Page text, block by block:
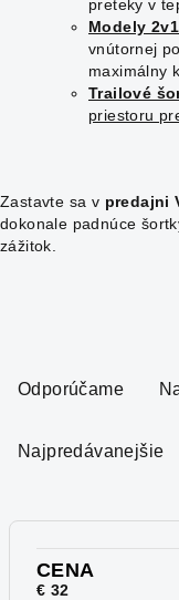
preteky v
Modely
vnútornej
maximálny
Trailové
priestoru
Zastavte sa v predajni
dokonale padnúce
zážitok.
Odporúčame
Najpredávanejšie
CENA
€ 32